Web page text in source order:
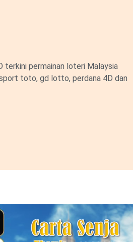
terkini permainan loteri Malaysia
toto, gd lotto, perdana 4D dan